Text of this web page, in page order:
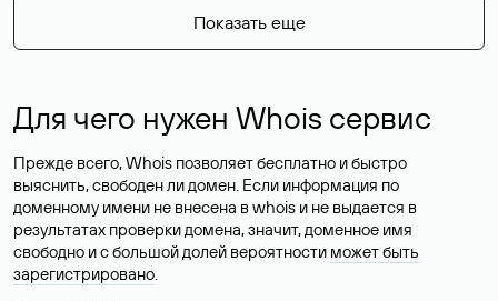
Показать еще
Для чего нужен Whois сервис
Прежде всего, Whois позволяет бесплатно и быстро
выяснить, свободен ли домен. Если информация по
доменному имени не внесена в whois и не выдается в
результатах проверки домена, значит, доменное имя
свободно и с большой долей вероятности может быть
зарегистрировано.